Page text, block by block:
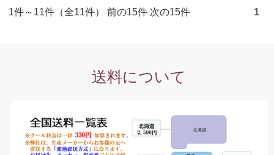
1件～11件（全11件） 前の15件 次の15件 1
送料について